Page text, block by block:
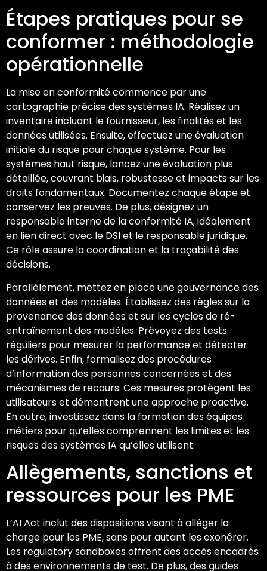
Étapes pratiques pour se
conformer : méthodologie
opérationnelle
La mise en conformité commence par une
cartographie précise des systèmes IA. Réalisez un
inventaire incluant le fournisseur, les finalités et les
données utilisées. Ensuite, effectuez une évaluation
initiale du risque pour chaque système. Pour les
systèmes haut risque, lancez une évaluation plus
détaillée, couvrant biais, robustesse et impacts sur les
droits fondamentaux. Documentez chaque étape et
conservez les preuves. De plus, désignez un
responsable interne de la conformité IA, idéalement
en lien direct avec le DSI et le responsable juridique.
Ce rôle assure la coordination et la traçabilité des
décisions.
Parallèlement, mettez en place une gouvernance des
données et des modèles. Établissez des règles sur la
provenance des données et sur les cycles de ré-
entraînement des modèles. Prévoyez des tests
réguliers pour mesurer la performance et détecter
les dérives. Enfin, formalisez des procédures
d’information des personnes concernées et des
mécanismes de recours. Ces mesures protègent les
utilisateurs et démontrent une approche proactive.
En outre, investissez dans la formation des équipes
métiers pour qu’elles comprennent les limites et les
risques des systèmes IA qu’elles utilisent.
Allègements, sanctions et
ressources pour les PME
L’AI Act inclut des dispositions visant à alléger la
charge pour les PME, sans pour autant les exonérer.
Les regulatory sandboxes offrent des accès encadrés
à des environnements de test. De plus, des guides